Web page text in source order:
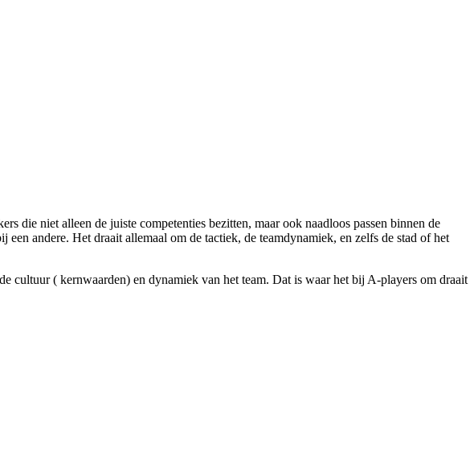
die niet alleen de juiste competenties bezitten, maar ook naadloos passen binnen de
andere. Het draait allemaal om de tactiek, de teamdynamiek, en zelfs de stad of het
cultuur ( kernwaarden) en dynamiek van het team. Dat is waar het bij A-players om draait